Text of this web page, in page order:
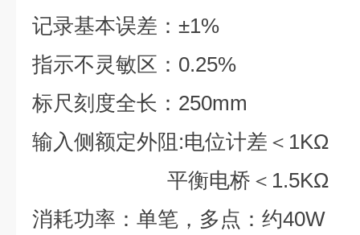
记录基本误差：±1%
指示不灵敏区：0.25%
标尺刻度全长：250mm
输入侧额定外阻:电位计差＜1KΩ
平衡电桥＜1.5KΩ
消耗功率：单笔，多点：约40W